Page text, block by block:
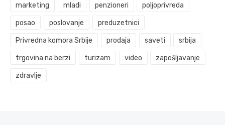
marketing mladi penzioneri poljoprivreda
posao poslovanje preduzetnici
Privredna komora Srbije prodaja saveti srbija
trgovina na berzi turizam video zapošljavanje
zdravlje